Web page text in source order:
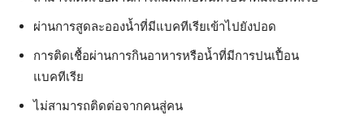
ผ่านการสูดละอองน้ำที่มีแบคทีเรียเข้าไปยังปอด
การติดเชื้อผ่านการกินอาหารหรือน้ำที่มีการปนเปื้อน
แบคทีเรีย
ไม่สามารถติดต่อจากคนสู่คน